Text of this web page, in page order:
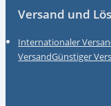
Versand und
Internationaler
VersandGünstiger